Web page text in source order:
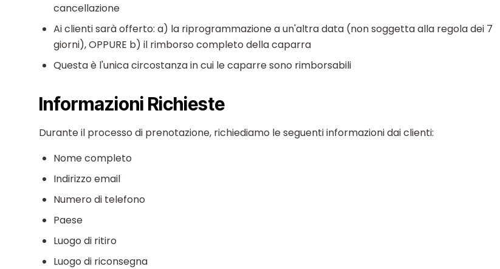
cancellazione
Ai clienti sarà offerto: a) la riprogrammazione a un'altra data (non soggetta alla regola dei 7
giorni), OPPURE b) il rimborso completo della caparra
Questa è l'unica circostanza in cui le caparre sono rimborsabili
Informazioni Richieste
Durante il processo di prenotazione, richiediamo le seguenti informazioni dai clienti:
Nome completo
Indirizzo email
Numero di telefono
Paese
Luogo di ritiro
Luogo di riconsegna